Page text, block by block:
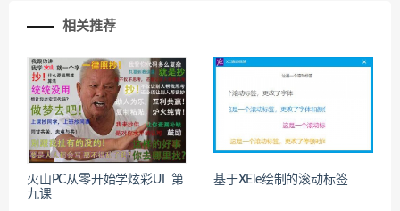
相关推荐
火山PC从零开始学炫彩UI 第
九课
基于XEle绘制的滚动标签